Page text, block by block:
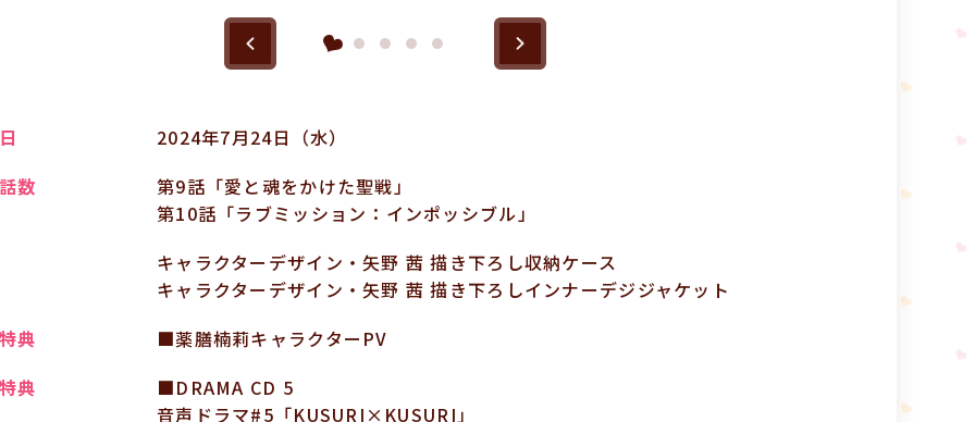
2024年7月24日（水）
数
第9話「愛と魂をかけた聖戦」
第10話「ラブミッション：インポッシブル」
キャラクターデザイン・矢野 茜 描き下ろし収納ケース
キャラクターデザイン・矢野 茜 描き下ろしインナーデジジャケット
典
■薬膳楠莉キャラクターPV
典
■DRAMA CD 5
音声ドラマ#5「KUSURI×KUSURI」